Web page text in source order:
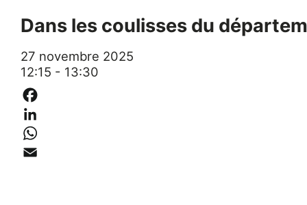
Dans les coulisses du
27 novembre 2025
12:15 - 13:30
Facebook
LinkedIn
WhatsApp